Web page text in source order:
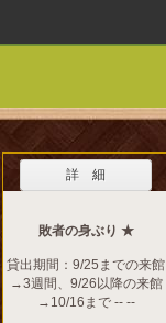
詳 細
敗者の身ぶり ★
貸出期間：9/25までの来館
→3週間、9/26以降の来館
→10/16まで -- --